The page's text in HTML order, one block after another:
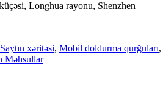
Longhua rayonu, Shenzhen
Saytın xəritəsi, Mobil doldurma qurğuları,
Məhsullar